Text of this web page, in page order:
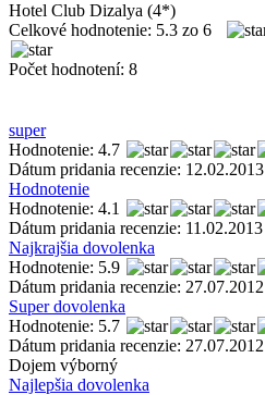
Hotel Club Dizalya (4*)
Celkové hodnotenie: 5.3 zo 6
Počet hodnotení: 8
super
Hodnotenie: 4.7
Dátum pridania recenzie: 12.02.2013
Hodnotenie
Hodnotenie: 4.1
Dátum pridania recenzie: 11.02.2013
Najkrajšia dovolenka
Hodnotenie: 5.9
Dátum pridania recenzie: 27.07.2012
Super dovolenka
Hodnotenie: 5.7
Dátum pridania recenzie: 27.07.2012
Dojem výborný
Najlepšia dovolenka